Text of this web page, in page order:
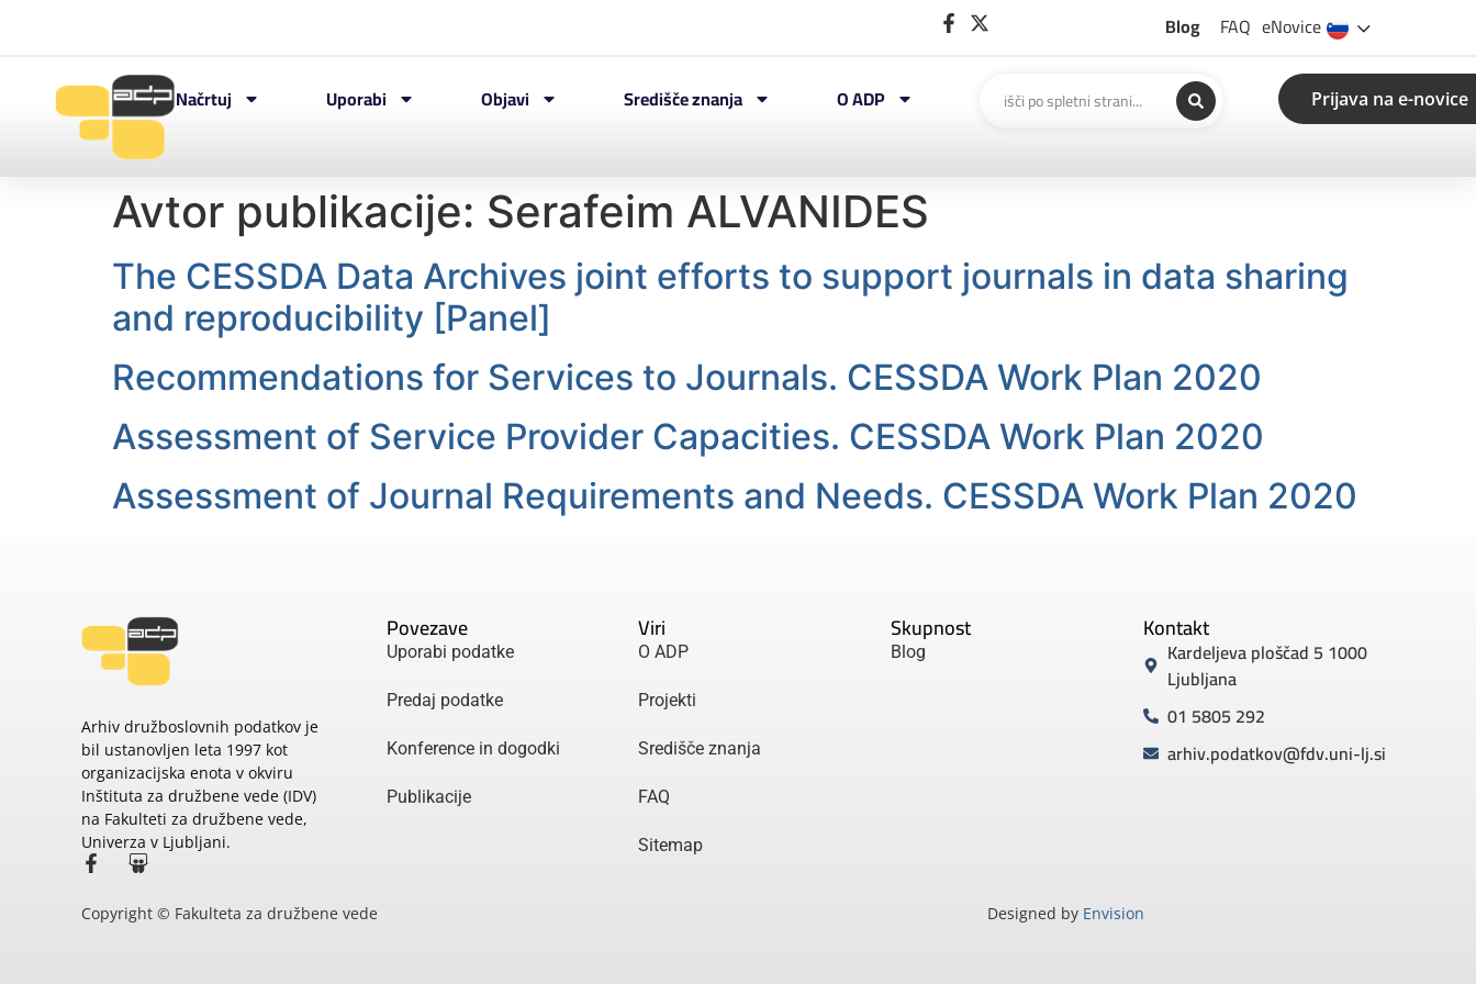
Blog FAQ eNovice
Načrtuj Uporabi Objavi Središče znanja O ADP Prijava na e-novice
Avtor publikacije: Serafeim ALVANIDES
The CESSDA Data Archives joint efforts to support journals in data sharing
and reproducibility [Panel]
Recommendations for Services to Journals. CESSDA Work Plan 2020
Assessment of Service Provider Capacities. CESSDA Work Plan 2020
Assessment of Journal Requirements and Needs. CESSDA Work Plan 2020
Arhiv družboslovnih podatkov je
bil ustanovljen leta 1997 kot
organizacijska enota v okviru
Inštituta za družbene vede (IDV)
na Fakulteti za družbene vede,
Univerza v Ljubljani.
Povezave
Uporabi podatke
Predaj podatke
Konference in dogodki
Publikacije
Viri
O ADP
Projekti
Središče znanja
FAQ
Sitemap
Skupnost
Blog
Kontakt
Kardeljeva ploščad 5 1000
Ljubljana
01 5805 292
arhiv.podatkov@fdv.uni-lj.si
Copyright © Fakulteta za družbene vede Designed by Envision